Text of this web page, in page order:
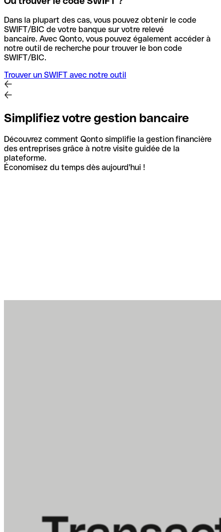
Dans la plupart des cas, vous pouvez obtenir le code
SWIFT/BIC de votre banque sur votre relevé
bancaire. Avec Qonto, vous pouvez également accéder à
notre outil de recherche pour trouver le bon code
SWIFT/BIC.
Trouver un SWIFT avec notre outil
Simplifiez votre gestion bancaire
Découvrez comment Qonto simplifie la gestion financière
des entreprises grâce à notre visite guidée de la
plateforme.
Économisez du temps dès aujourd'hui !